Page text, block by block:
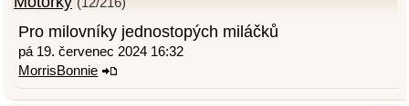
Pro milovníky jednostopých miláčků
pá 19. červenec 2024 16:32
MorrisBonnie